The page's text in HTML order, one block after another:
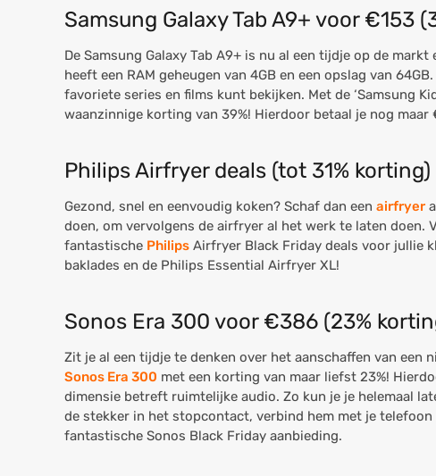
Samsung Galaxy Tab A9+ voor €153
De Samsung Galaxy Tab A9+ is nu al een tijdje op de
heeft een RAM geheugen van 4GB en een opslag van
favoriete series en films kunt bekijken. Met de ‘Samsung
waanzinnige korting van 39%! Hierdoor betaal je nog
Philips Airfryer deals (tot 31% korting)
Gezond, snel en eenvoudig koken? Schaf dan een airfryer
doen, om vervolgens de airfryer al het werk te laten doen.
fantastische Philips Airfryer Black Friday deals voor jullie
baklades en de Philips Essential Airfryer XL!
Sonos Era 300 voor €386 (23%
Zit je al een tijdje te denken over het aanschaffen van een
Sonos Era 300 met een korting van maar liefst 23%!
dimensie betreft ruimtelijke audio. Zo kun je je helemaal
de stekker in het stopcontact, verbind hem met je
fantastische Sonos Black Friday aanbieding.